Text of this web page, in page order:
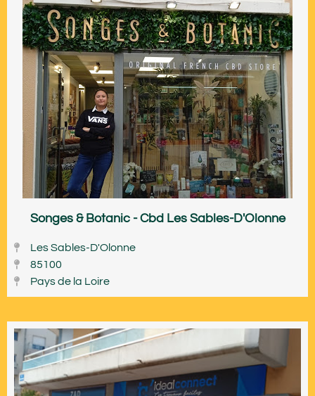
Songes & Botanic - Cbd Les Sables-D'Olonne
Les Sables-D'Olonne
85100
Pays de la Loire